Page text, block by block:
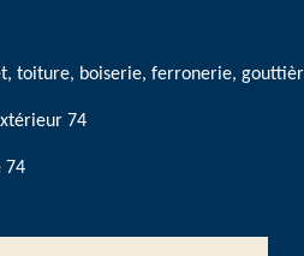
toiture, boiserie, ferronerie,
74
74